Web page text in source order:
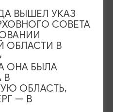
и «Орден Славы»
«Янтарь-холл»
КАРТА
ВЫШЕЛ УКАЗ
СОВЕТА
ОБЛАСТИ В
ОНА БЫЛА
В
ОБЛАСТЬ,
— В